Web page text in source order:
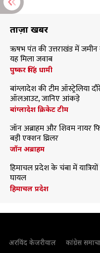
ताज़ा खबरें
ऋषभ पंत की उत्तराखंड में
यह मिला जवाब
पुष्कर सिंह धामी
बांग्लादेश की टीम ऑस्ट्रेलिया
ऑलआउट, जानिए आंकड़े
बांग्लादेश क्रिकेट टीम
जॉन अब्राहम और शिवम नायर
बड़ी एक्शन थ्रिलर
जॉन अब्राहम
हिमाचल प्रदेश के चंबा में
घायल
हिमाचल प्रदेश
अरविंद केजरीवाल कांग्रेस